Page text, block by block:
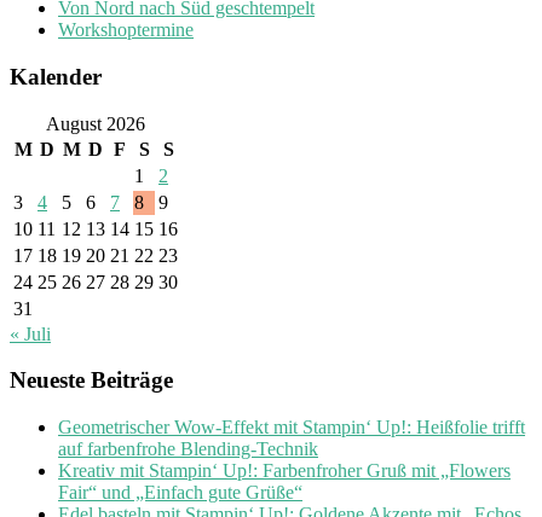
Von Nord nach Süd geschtempelt
Workshoptermine
Kalender
August 2026
M D M D F S
S
1
2
3
4 5 6 7 8
9
10 11 12 13 14 15 16
17 18 19 20 21 22 23
24 25 26 27 28 29 30
31
« Juli
Neueste Beiträge
Geometrischer Wow-Effekt mit Stampin‘ Up!: Heißfolie trifft
auf farbenfrohe Blending-Technik
Kreativ mit Stampin‘ Up!: Farbenfroher Gruß mit „Flowers
Fair“ und „Einfach gute Grüße“